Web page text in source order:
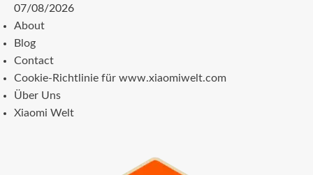
Zum
Inhalt
springen
07/08/2026
About
Blog
Contact
Cookie-Richtlinie für www.xiaomiwelt.com
Über Uns
Xiaomi Welt